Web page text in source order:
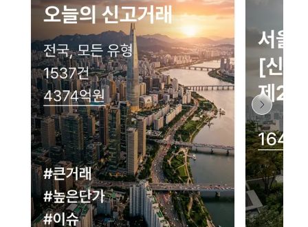
네이버 지도 연결 안내
현재 네이버 지도 연결이 원활하지 않아 지도를 불러올 수 없습니다.
이용에 불편을 드려 죄송합니다.
다시 시도